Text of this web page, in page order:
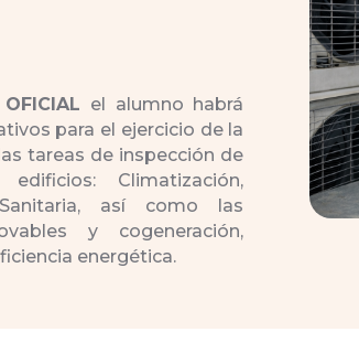
OFICIAL el alumno habrá
para el ejercicio de la
tareas de inspección de
Climatización,
así como las
y cogeneración,
energética.